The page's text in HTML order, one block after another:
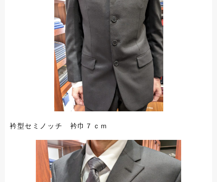
衿型セミノッチ 衿巾７ｃｍ